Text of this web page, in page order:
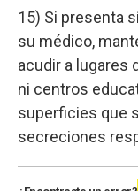
15) Si presenta
su médico,
acudir a lugares
ni centros
superficies que
secreciones